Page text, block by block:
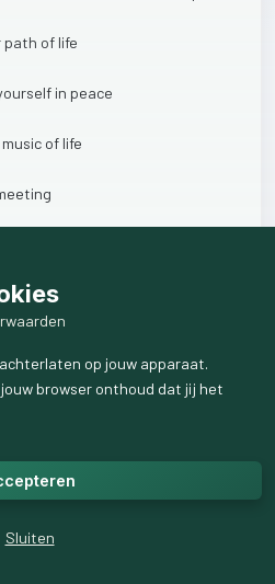
path of life
in peace
music of life
love
op jouw apparaat.
browser onthoud dat jij het
Sluiten